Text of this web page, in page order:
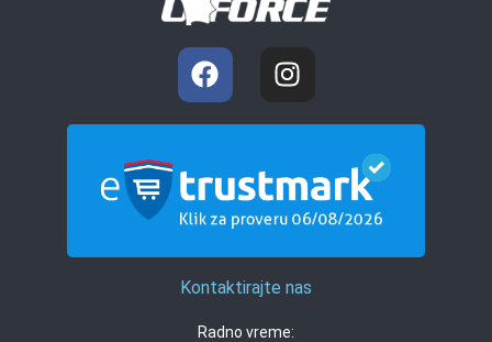
Kontaktirajte nas
Radno vreme: